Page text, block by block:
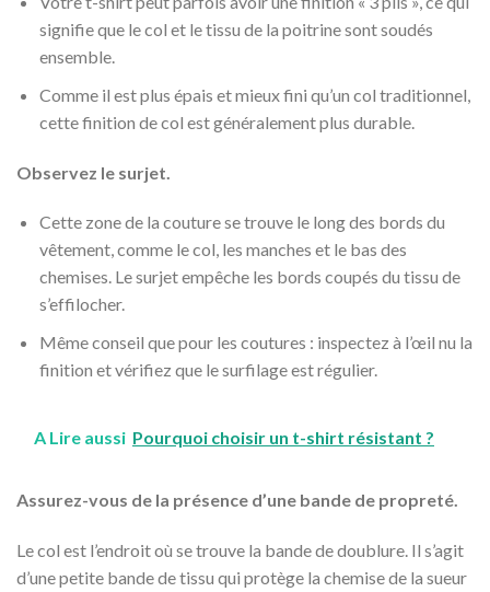
signifie que le col et le tissu de la poitrine sont soudés
ensemble.
Comme il est plus épais et mieux fini qu’un col traditionnel,
cette finition de col est généralement plus durable.
Observez le surjet.
Cette zone de la couture se trouve le long des bords du
vêtement, comme le col, les manches et le bas des
chemises. Le surjet empêche les bords coupés du tissu de
s’effilocher.
Même conseil que pour les coutures : inspectez à l’œil nu la
finition et vérifiez que le surfilage est régulier.
A Lire aussi Pourquoi choisir un t-shirt résistant ?
Assurez-vous de la présence d’une bande de propreté.
Le col est l’endroit où se trouve la bande de doublure. Il s’agit
d’une petite bande de tissu qui protège la chemise de la sueur